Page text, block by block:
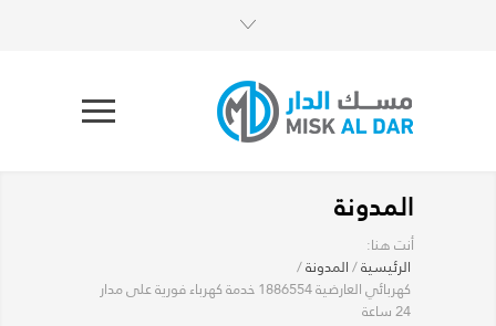
المدونة
أنت هنا:
الرئيسية/المدونة/
كهربائي العارضية 1886554 خدمة كهرباء فورية على مدار
24 ساعة